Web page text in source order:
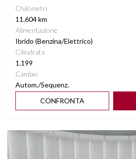
Chilometri
11.604 km
Alimentazione
Ibrido (Benzina/Elettrico)
Cilindrata
1.199
Cambio
Autom./Sequenz.
CONFRONTA
Vedi dettagli